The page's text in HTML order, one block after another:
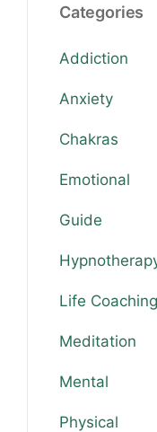
Categories
Addiction
Anxiety
Chakras
Emotional
Guide
Life Coaching
Meditation
Mental
Physical